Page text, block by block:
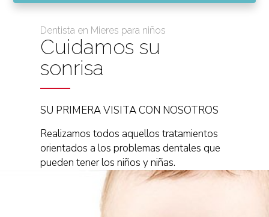
Dentista en Mieres para niños
Cuidamos su
sonrisa
SU PRIMERA VISITA CON NOSOTROS
Realizamos todos aquellos tratamientos
orientados a los problemas dentales que
pueden tener los niños y niñas.